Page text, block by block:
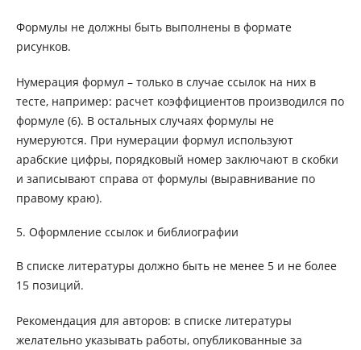
Формулы не должны быть выполнены в формате
рисунков.
Нумерация формул – только в случае ссылок на них в
тесте, например: расчет коэффициентов производился по
формуле (6). В остальных случаях формулы не
нумеруются. При нумерации формул используют
арабские цифры, порядковый номер заключают в скобки
и записывают справа от формулы (выравнивание по
правому краю).
5. Оформление ссылок и библиографии
В списке литературы должно быть не менее 5 и не более
15 позиций.
Рекомендация для авторов: в списке литературы
желательно указывать работы, опубликованные за